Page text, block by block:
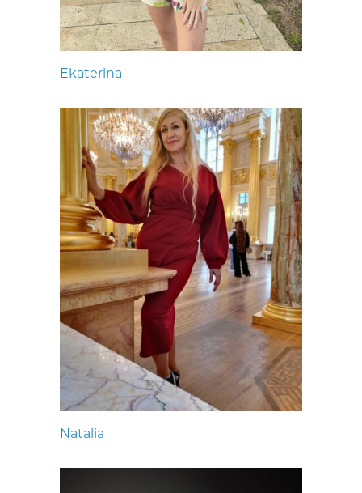
Ekaterina
Natalia